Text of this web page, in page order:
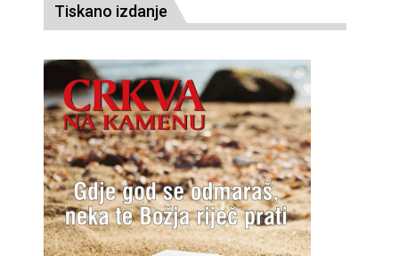
Tiskano izdanje